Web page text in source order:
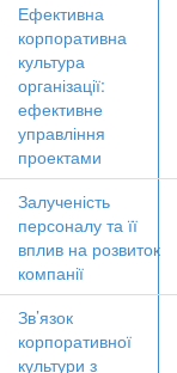
Ефективна
корпоративна
культура
організації:
ефективне
управління
проектами
Залученість
персоналу та її
вплив на розвиток
компанії
Зв’язок
корпоративної
культури з